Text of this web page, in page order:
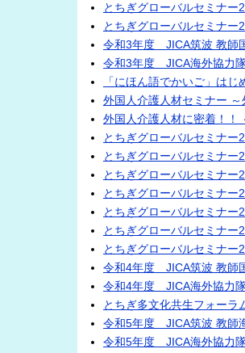
とちぎグローバルセミナ
とちぎグローバルセミナ
令和3年度 JICA筑波 教師
令和3年度 JICA海外協力
「にほん語でかいご」は
外国人介護人材セミナー
外国人介護人材に密着！！
とちぎグローバルセミナ
とちぎグローバルセミナ
とちぎグローバルセミナ
とちぎグローバルセミナ
とちぎグローバルセミナ
とちぎグローバルセミナ
とちぎグローバルセミナ
令和4年度 JICA筑波 教師
令和4年度 JICA海外協力
とちぎ多文化共生フォーラ
令和5年度 JICA筑波 教師
令和5年度 JICA海外協力